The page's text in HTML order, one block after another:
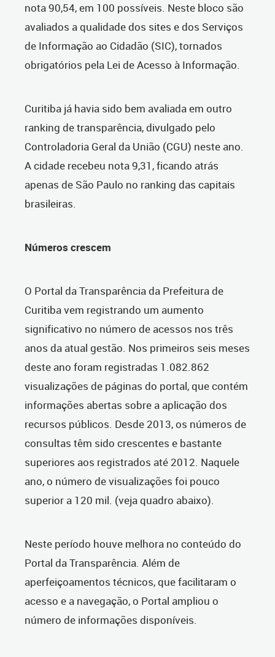
nota 90,54, em 100 possíveis. Neste bloco são
avaliados a qualidade dos sites e dos Serviços
de Informação ao Cidadão (SIC), tornados
obrigatórios pela Lei de Acesso à Informação.
Curitiba já havia sido bem avaliada em outro
ranking de transparência, divulgado pelo
Controladoria Geral da União (CGU) neste ano.
A cidade recebeu nota 9,31, ficando atrás
apenas de São Paulo no ranking das capitais
brasileiras.
Números crescem
O Portal da Transparência da Prefeitura de
Curitiba vem registrando um aumento
significativo no número de acessos nos três
anos da atual gestão. Nos primeiros seis meses
deste ano foram registradas 1.082.862
visualizações de páginas do portal, que contém
informações abertas sobre a aplicação dos
recursos públicos. Desde 2013, os números de
consultas têm sido crescentes e bastante
superiores aos registrados até 2012. Naquele
ano, o número de visualizações foi pouco
superior a 120 mil. (veja quadro abaixo).
Neste período houve melhora no conteúdo do
Portal da Transparência. Além de
aperfeiçoamentos técnicos, que facilitaram o
acesso e a navegação, o Portal ampliou o
número de informações disponíveis.